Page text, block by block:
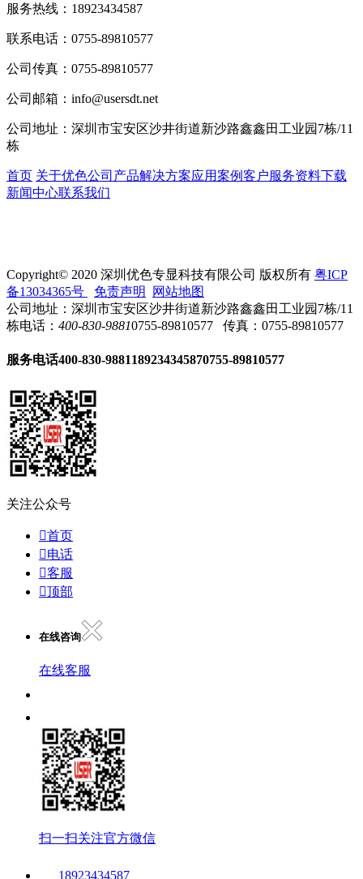
服务热线： 18923434587
联系电话： 0755-89810577
公司传真： 0755-89810577
公司邮箱： info@usersdt.net
公司地址： 深圳市宝安区沙井街道新沙路鑫鑫田工业园7栋/11
栋
首页 关于优色公司产品解决方案应用案例客户服务资料下载
新闻中心联系我们
Copyright© 2020 深圳优色专显科技有限公司 版权所有 粤ICP
备13034365号
免责声明
网站地图
公司地址：深圳市宝安区沙井街道新沙路鑫鑫田工业园7栋/11
栋电话： 400-830-98810755-89810577 传真：0755-89810577
服务电话400-830-9881189234345870755-89810577
关注公众号
首页
电话
客服
顶部
在线咨询
在线客服
扫一扫关注官方微信
18923434587